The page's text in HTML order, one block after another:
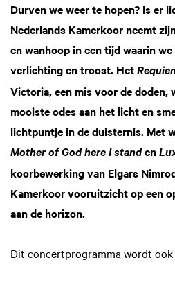
Durven we weer te hopen? Is er
Nederlands Kamerkoor neemt
en wanhoop in een tijd waarin
verlichting en troost. Het
Victoria, een mis voor de doden,
mooiste odes aan het licht en
lichtpuntje in de duisternis. Met
Mother of God here I standen
koorbewerking van Elgars
Kamerkoor vooruitzicht op een
aan de horizon.
Dit concertprogramma wordt